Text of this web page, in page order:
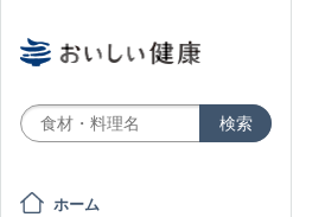
ホーム